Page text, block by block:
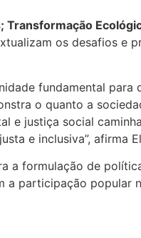
os desafios e
fundamental para
o quanto a
e justiça social
e inclusiva”, afirma
a formulação de
participação popular